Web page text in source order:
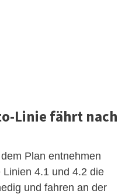
Linie fährt nach
Plan entnehmen
4.1 und 4.2 die
und fahren an der